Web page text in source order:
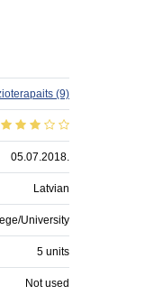
(9)
05.07.2018.
Latvian
University
5 units
Not used